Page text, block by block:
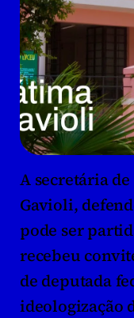
A secretária de
Gavioli,
pode ser
recebeu
de deputada
ideologização